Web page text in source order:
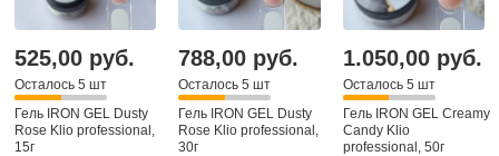
базовую подложку, с предварительным
позволит исключить отслойки и обеспечить более
длительную носибельность материала.
Сохнут во всех видах ламп. Время полимеризации в
525,00 руб.
Осталось 5 шт
Гель IRON GEL Dusty
Rose Klio professional,
15г
788,00 руб.
Осталось 5 шт
Гель IRON GEL Dusty
Rose Klio professional,
30г
1.050,00 руб.
Осталось 5 шт
Гель IRON GEL Creamy
Candy Klio
professional, 50г